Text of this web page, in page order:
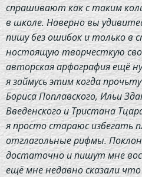
спрашивают как с таким
в школе. Наверно вы
пишу без ошибок и только в
ностоящую творчесткую
авторская арфография ещё
я займусь этим когда
Бориса Поплавского, Ильи
Введенского и Тристана
я просто стараюс избегать
отглагольные рифмы.
достаточно и пишут мне
ещё мне недавно сказали что